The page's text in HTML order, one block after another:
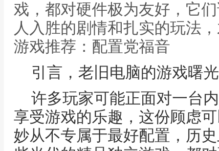
戏，都对硬件极为友好，它
人入胜的剧情和扎实的玩法
游戏推荐：配置党福音
引言，老旧电脑的游戏曙光
许多玩家可能正面对一台
享受游戏的乐趣，这份顾虑
妙从不专属于最好配置，历